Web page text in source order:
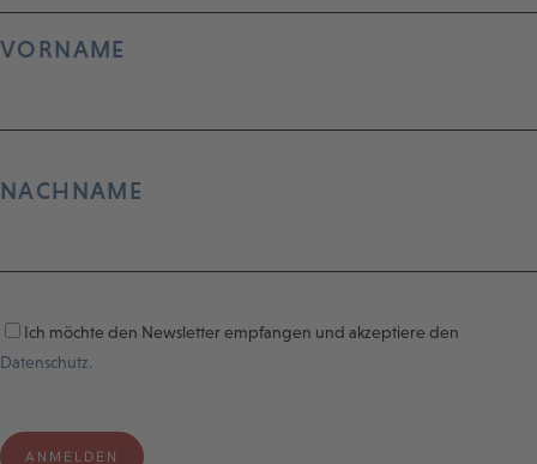
VORNAME
NACHNAME
Ich möchte den Newsletter empfangen und akzeptiere den
Datenschutz.